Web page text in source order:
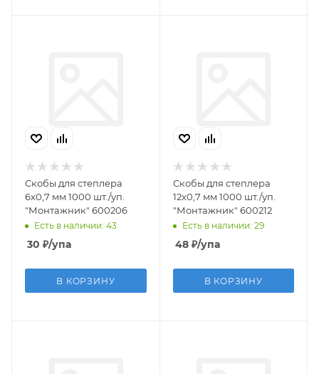
Cкобы для степлера
6x0,7 мм 1000 шт./уп.
"Монтажник" 600206
Есть в наличии: 43
30 ₽/упа
В КОРЗИНУ
Cкобы для степлера
12x0,7 мм 1000 шт./уп.
"Монтажник" 600212
Есть в наличии: 29
48₽/упа
В КОРЗИНУ